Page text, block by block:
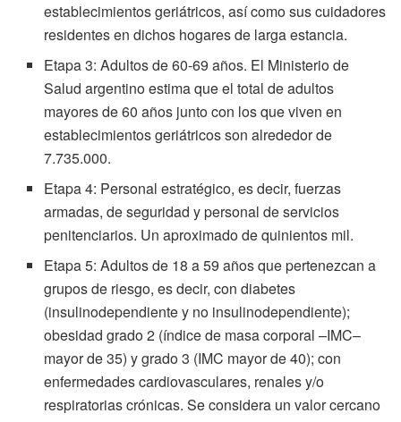
establecimientos geriátricos, así como sus cuidadores
residentes en dichos hogares de larga estancia.
Etapa 3: Adultos de 60-69 años. El Ministerio de
Salud argentino estima que el total de adultos
mayores de 60 años junto con los que viven en
establecimientos geriátricos son alrededor de
7.735.000.
Etapa 4: Personal estratégico, es decir, fuerzas
armadas, de seguridad y personal de servicios
penitenciarios. Un aproximado de quinientos mil.
Etapa 5: Adultos de 18 a 59 años que pertenezcan a
grupos de riesgo, es decir, con diabetes
(insulinodependiente y no insulinodependiente);
obesidad grado 2 (índice de masa corporal –IMC–
mayor de 35) y grado 3 (IMC mayor de 40); con
enfermedades cardiovasculares, renales y/o
respiratorias crónicas. Se considera un valor cercano